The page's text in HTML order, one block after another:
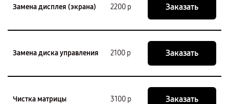
Замена дисплея (экрана) 2200 р Заказать
Замена диска управления 2100 р Заказать
Чистка матрицы 3100 р Заказать